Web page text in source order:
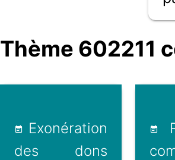
Thème 602211
Exonération
des dons